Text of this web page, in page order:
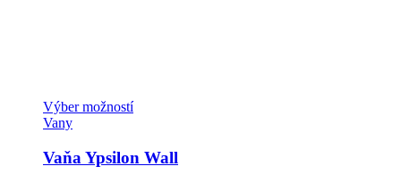
Výber možnostíTento
viacero
variantov.
Vany
Vaňa Ypsilon Wall